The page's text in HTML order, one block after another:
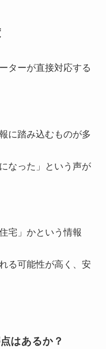
ターが直接対応する
に踏み込むものが多
なった」という声が
宅」かという情報
る可能性が高く、安
はあるか？